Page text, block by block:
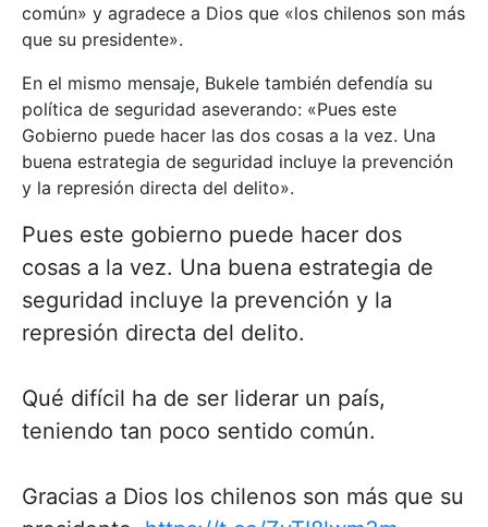
común» y agradece a Dios que «los chilenos son más
que su presidente».
En el mismo mensaje, Bukele también defendía su
política de seguridad aseverando: «Pues este
Gobierno puede hacer las dos cosas a la vez. Una
buena estrategia de seguridad incluye la prevención
y la represión directa del delito».
Pues este gobierno puede hacer dos
cosas a la vez. Una buena estrategia de
seguridad incluye la prevención y la
represión directa del delito.
Qué difícil ha de ser liderar un país,
teniendo tan poco sentido común.
Gracias a Dios los chilenos son más que su